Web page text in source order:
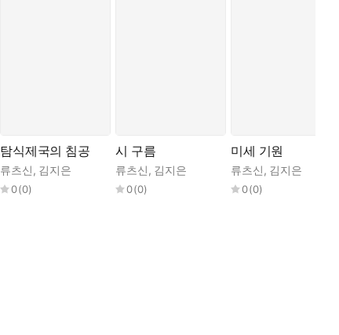
탐식제국의 침공
류츠신, 김지은
0(0)
시 구름
류츠신, 김지은
0(0)
미세 기원
류츠신, 김지은
0(0)